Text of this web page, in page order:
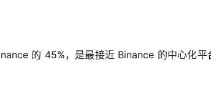
的 45%，是最接近 Binance 的中心化平